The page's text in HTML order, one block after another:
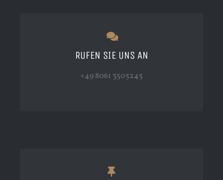
RUFEN SIE UNS AN
+49 8061 3505245